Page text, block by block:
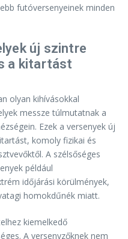
futóversenyeinek minden
új szintre
a kitartást
olyan kihívásokkal
messze túlmutatnak a
Ezek a versenyek új
komoly fizikai és
A szélsőséges
például
időjárási körülmények,
homokdűnék miatt.
kiemelkedő
A versenyzőknek nem